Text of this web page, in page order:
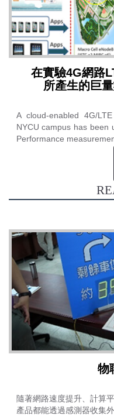
在實驗4G網路
所產生的巨
A cloud-enabled 4G/
NYCU campus has been
Performance
物
隨著網路速度提升、計算
產品都能透過感測器收集